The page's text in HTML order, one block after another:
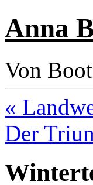
Anna
Von
«
Der